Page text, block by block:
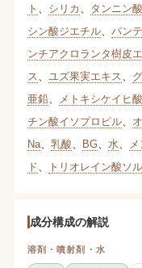
ト
シリカ タンニン酸
シン酸ジエチル、 パン
ンチアクロランタ樹皮
ス
ユズ果実エキス
亜鉛、 メトキシケイヒ
チン酸イソプロピル、
Na、 乳酸 BG、 水
ド
トリオレイン酸ソ
成分構成の解説
溶剤・噴射剤・水